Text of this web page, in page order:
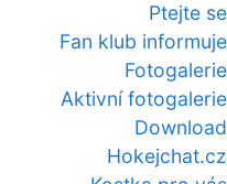
Ptejte se
Fan klub informuje
Fotogalerie
Aktivní fotogalerie
Download
Hokejchat.cz